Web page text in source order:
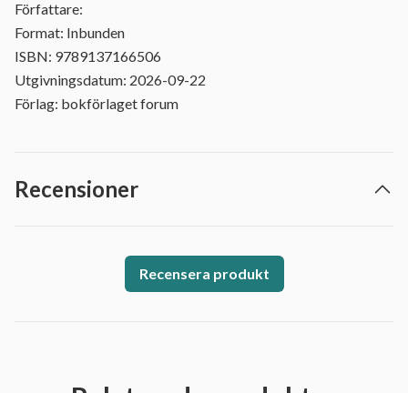
Författare:
Format: Inbunden
ISBN: 9789137166506
Utgivningsdatum: 2026-09-22
Förlag: bokförlaget forum
Recensioner
Recensera produkt